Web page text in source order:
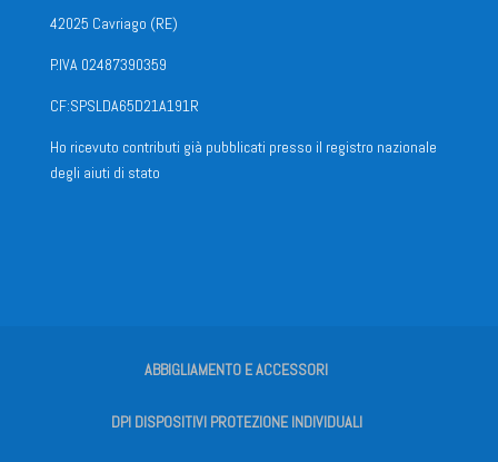
42025 Cavriago (RE)
P.IVA 02487390359
CF:SPSLDA65D21A191R
Ho ricevuto contributi già pubblicati presso il registro nazionale
degli aiuti di stato
ABBIGLIAMENTO E ACCESSORI
DPI DISPOSITIVI PROTEZIONE INDIVIDUALI